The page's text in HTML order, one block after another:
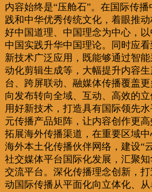
内容始终是“压舱石”。在国际传
践和中华优秀传统文化，着眼推
好中国道理、中国理念为中心，
中国实践升华中国理论。同时应
新技术广泛应用，既能够通过智
动化剪辑生成等，大幅提升内容
台、跨屏联动、融媒体传播覆盖
向发布转向全域、互动、高效的
用好新技术，打造具有国际领先
元传播产品矩阵，让内容创作更
拓展海外传播渠道，在重要区域
海外本土化传播伙伴网络，建设“
社交媒体平台国际化发展，汇聚
交流平台。深化传播理念创新，
动国际传播从平面化向立体化、从